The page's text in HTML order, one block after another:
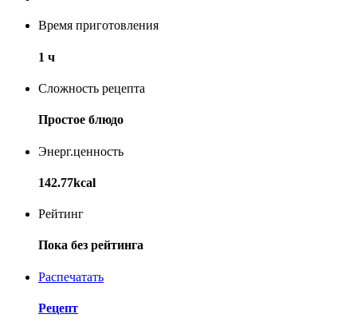
Время приготовления
1 ч
Сложность рецепта
Простое блюдо
Энерг.ценность
142.77kcal
Рейтинг
Пока без рейтинга
Распечатать
Рецепт